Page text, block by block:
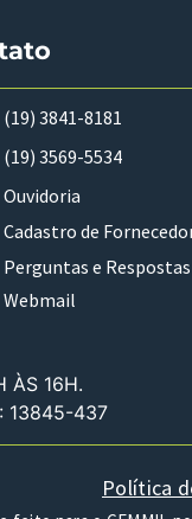
(19) 3841-8181
(19) 3569-5534
Ouvidoria
Cadastro de
Perguntas e Respostas
Webmail
ÀS 16H.
13845-437
Política